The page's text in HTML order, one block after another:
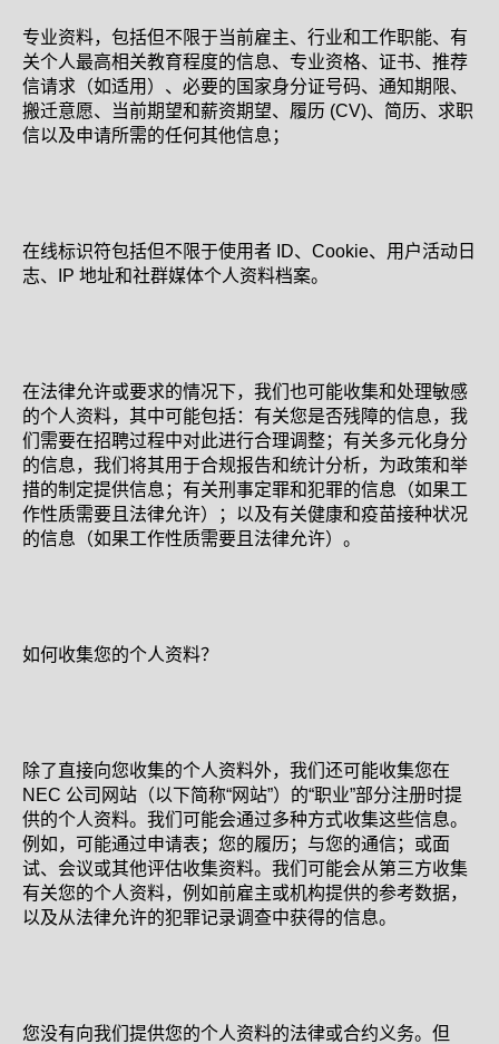
专业资料，包括但不限于当前雇主、行业和工作职能、有
关个人最高相关教育程度的信息、专业资格、证书、推荐
信请求（如适用）、必要的国家身分证号码、通知期限、
搬迁意愿、当前期望和薪资期望、履历 (CV)、简历、求职
信以及申请所需的任何其他信息；
在线标识符包括但不限于使用者 ID、Cookie、用户活动日
志、IP 地址和社群媒体个人资料档案。
在法律允许或要求的情况下，我们也可能收集和处理敏感
的个人资料，其中可能包括：有关您是否残障的信息，我
们需要在招聘过程中对此进行合理调整；有关多元化身分
的信息，我们将其用于合规报告和统计分析，为政策和举
措的制定提供信息；有关刑事定罪和犯罪的信息（如果工
作性质需要且法律允许）；以及有关健康和疫苗接种状况
的信息（如果工作性质需要且法律允许）。
如何收集您的个人资料？
除了直接向您收集的个人资料外，我们还可能收集您在
NEC 公司网站（以下简称“网站”）的“职业”部分注册时提
供的个人资料。我们可能会通过多种方式收集这些信息。
例如，可能通过申请表；您的履历；与您的通信；或面
试、会议或其他评估收集资料。我们可能会从第三方收集
有关您的个人资料，例如前雇主或机构提供的参考数据，
以及从法律允许的犯罪记录调查中获得的信息。
您没有向我们提供您的个人资料的法律或合约义务。但